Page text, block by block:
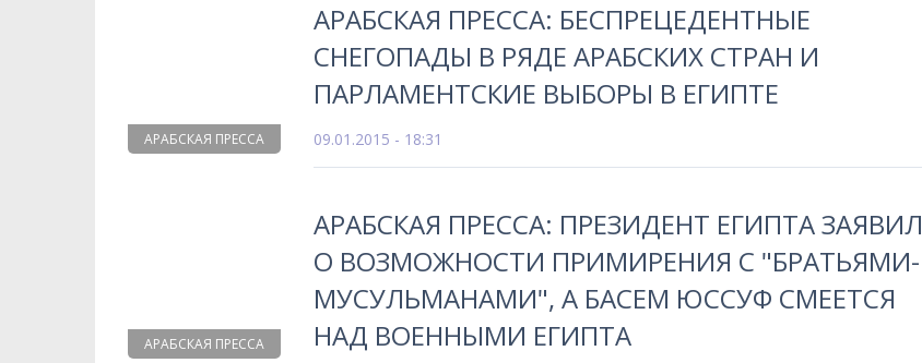
АРАБСКАЯ ПРЕССА
АРАБСКАЯ ПРЕССА: БЕСПРЕЦЕДЕНТНЫЕ
СНЕГОПАДЫ В РЯДЕ АРАБСКИХ СТРАН И
ПАРЛАМЕНТСКИЕ ВЫБОРЫ В ЕГИПТЕ
09.01.2015 - 18:31
АРАБСКАЯ ПРЕССА
АРАБСКАЯ ПРЕССА: ПРЕЗИДЕНТ ЕГИПТА ЗАЯВИЛ
О ВОЗМОЖНОСТИ ПРИМИРЕНИЯ С "БРАТЬЯМИ-
МУСУЛЬМАНАМИ", А БАСЕМ ЮССУФ СМЕЕТСЯ
НАД ВОЕННЫМИ ЕГИПТА